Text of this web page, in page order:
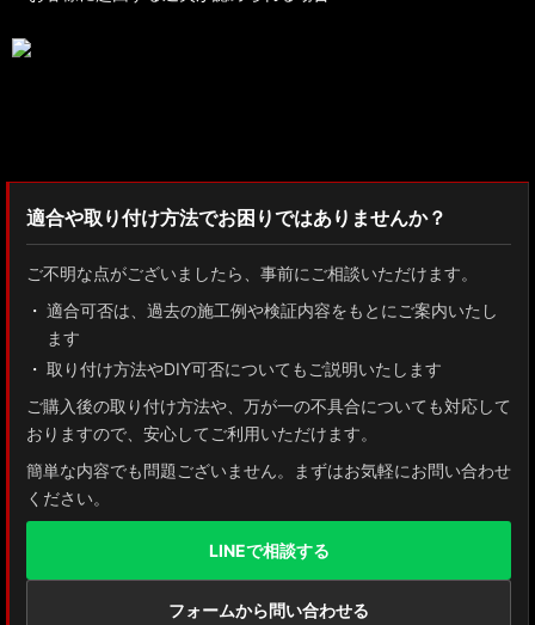
適合や取り付け方法でお困りではありませんか？
ご不明な点がございましたら、事前にご相談いただけます。
適合可否は、過去の施工例や検証内容をもとにご案内いたし
ます
取り付け方法やDIY可否についてもご説明いたします
ご購入後の取り付け方法や、万が一の不具合についても対応して
おりますので、安心してご利用いただけます。
簡単な内容でも問題ございません。まずはお気軽にお問い合わせ
ください。
LINEで相談する
フォームから問い合わせる